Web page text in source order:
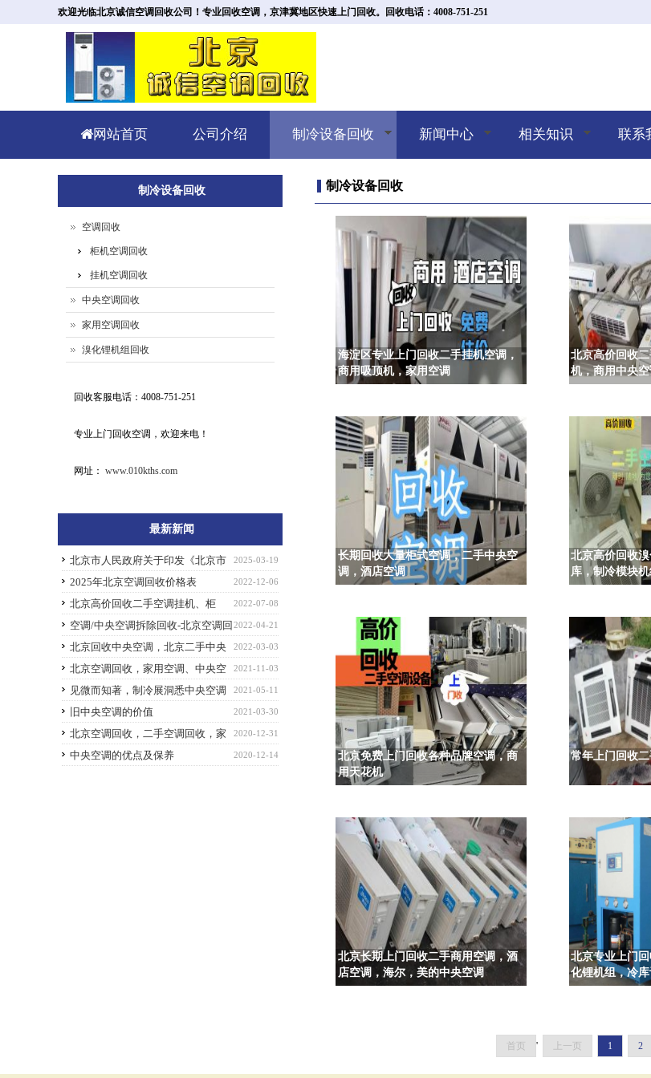
欢迎光临北京诚信空调回收公司！专业回收空调，京津冀地区快速上门回收。回收电话：4008-751-251
网站首页 公司介绍 制冷设备回收 新闻中心 相关知识 联系
制冷设备回收
海淀区专业上门回收二手挂机空调，
商用吸顶机，家用空调
北京高价回收
机，商用中央
长期回收大量柜式空调，二手中央空
调，酒店空调
北京高价回收
库，制冷模块
北京免费上门回收各种品牌空调，商
用天花机
常年上门回收
北京长期上门回收二手商用空调，酒
店空调，海尔，美的中央空调
北京专业上门
化锂机组，冷
首页 ' 上一页 1 2
制冷设备回收
空调回收
柜机空调回收
挂机空调回收
中央空调回收
家用空调回收
溴化锂机组回收
回收客服电话：4008-751-251
专业上门回收空调，欢迎来电！
网址： www.010kths.com
最新新闻
2025-03-19
北京市人民政府关于印发《北京市
积极推动设备更新和消费品以旧换新行动方
案》的通知
2022-12-06
2025年北京空调回收价格表
2022-07-08
北京高价回收二手空调挂机、柜
机、天花机、中央空调
2022-04-21
空调/中央空调拆除回收-北京空调回
收
2022-03-03
北京回收中央空调，北京二手中央
空调安全拆除回收服务
2021-11-03
北京空调回收，家用空调、中央空
调、冷冻冷藏设备、车用空调等回收2021-05-11
见微而知著，制冷展洞悉中央空调
未来新趋势
2021-03-30
旧中央空调的价值
2020-12-31
北京空调回收，二手空调回收，家
用空调回收，商用空调回收
2020-12-14
中央空调的优点及保养